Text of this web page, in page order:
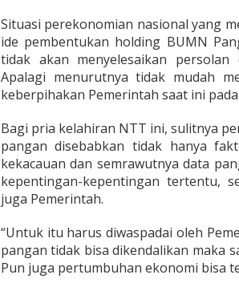
B
e
t
u
k
m
e
n
t
a
n
P
Situasi perekonomian nasional yang
ide pembentukan holding BUMN
tidak akan menyelesaikan
Apalagi menurutnya tidak mudah
keberpihakan Pemerintah saat ini
Bagi pria kelahiran NTT ini, sulitnya
pangan disebabkan tidak hanya
kekacauan dan semrawutnya data
kepentingan-kepentingan tertentu,
juga Pemerintah.
“Untuk itu harus diwaspadai oleh
pangan tidak bisa dikendalikan maka
Pun juga pertumbuhan ekonomi bisa